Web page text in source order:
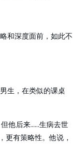
和深度面前，如此不
生，在类似的课桌
但他后来……生病去世
更有策略性。他说，